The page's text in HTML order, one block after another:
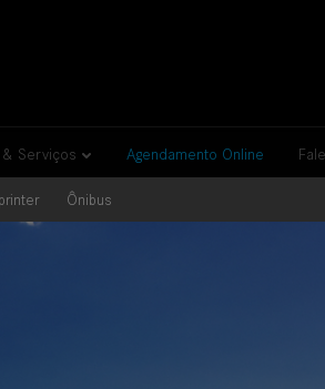
& Serviços Agendamento Online
Ônibus